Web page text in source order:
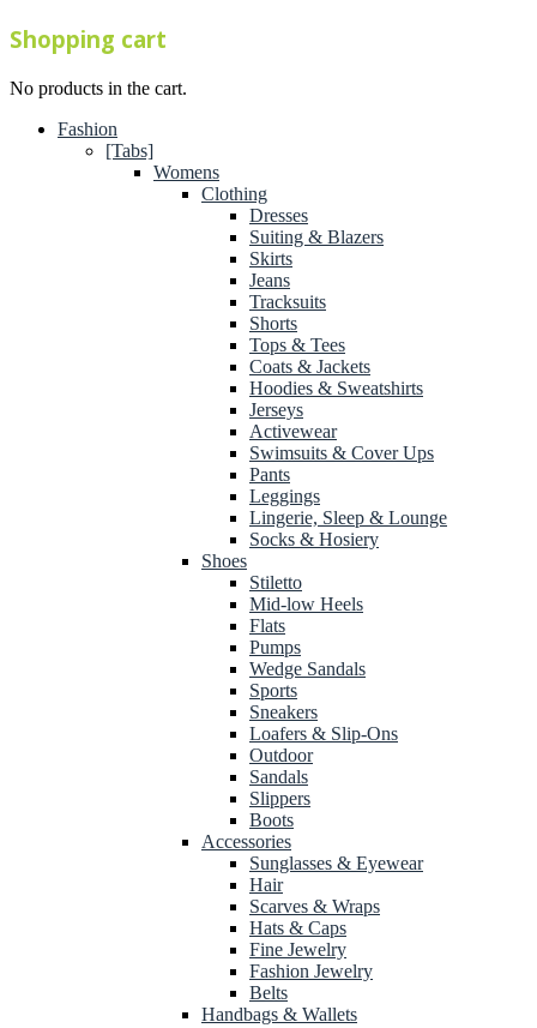
Shopping cart
No products in the cart.
Fashion
[Tabs]
Womens
Clothing
Dresses
Suiting & Blazers
Skirts
Jeans
Tracksuits
Shorts
Tops & Tees
Coats & Jackets
Hoodies & Sweatshirts
Jerseys
Activewear
Swimsuits & Cover Ups
Pants
Leggings
Lingerie, Sleep & Lounge
Socks & Hosiery
Shoes
Stiletto
Mid-low Heels
Flats
Pumps
Wedge Sandals
Sports
Sneakers
Loafers & Slip-Ons
Outdoor
Sandals
Slippers
Boots
Accessories
Sunglasses & Eyewear
Hair
Scarves & Wraps
Hats & Caps
Fine Jewelry
Fashion Jewelry
Belts
Handbags & Wallets